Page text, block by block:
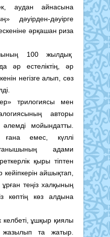
аудан айнасына
дәуірден-дәуірге
әрқашан риза
100 жылдық
әр естеліктің, әр
негізге алып, сөз
трилогиясы мен
авторы
мойындатты.
ғана емес, күллі
адами
қыры тіптен
айшықтап,
теңіз халқының
көптің көз алдына
келбеті, ұшқыр қиялы
та жатыр.